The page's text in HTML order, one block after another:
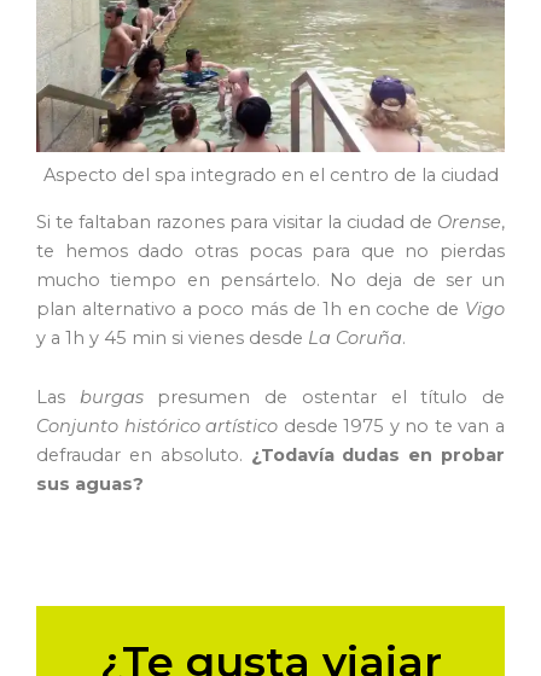
Aspecto del spa integrado en el centro de la ciudad
Si te faltaban razones para visitar la ciudad de Orense,
te hemos dado otras pocas para que no pierdas
mucho tiempo en pensártelo. No deja de ser un
plan alternativo a poco más de 1h en coche de Vigo
y a 1h y 45 min si vienes desde La Coruña.
Las burgaspresumen de ostentar el título de
Conjunto histórico artístico desde 1975 y no te van a
defraudar en absoluto. ¿Todavía dudas en probar
sus aguas?
¿Te gusta viajar